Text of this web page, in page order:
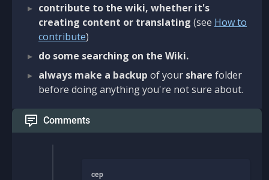
contribute to the wiki, whether it's
creating content or translating (see How to
contribute)
do some searching on the Wiki.
always make a backup of your share folder
before doing anything you're not sure about.
Comments
cep